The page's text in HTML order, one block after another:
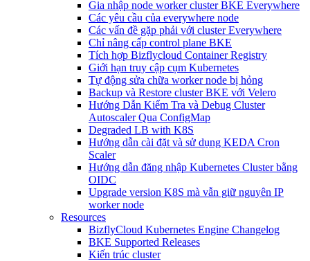
Gia nhập node worker cluster BKE Everywhere
Các yêu cầu của everywhere node
Các vấn đề gặp phải với cluster Everywhere
Chỉ nâng cấp control plane BKE
Tích hợp Bizflycloud Container Registry
Giới hạn truy cập cụm Kubernetes
Tự động sửa chữa worker node bị hỏng
Backup và Restore cluster BKE với Velero
Hướng Dẫn Kiểm Tra và Debug Cluster
Autoscaler Qua ConfigMap
Degraded LB with K8S
Hướng dẫn cài đặt và sử dụng KEDA Cron
Scaler
Hướng dẫn đăng nhập Kubernetes Cluster bằng
OIDC
Upgrade version K8S mà vẫn giữ nguyên IP
worker node
Resources
BizflyCloud Kubernetes Engine Changelog
BKE Supported Releases
Kiến trúc cluster